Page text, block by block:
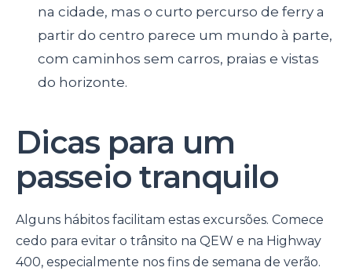
na cidade, mas o curto percurso de ferry a
partir do centro parece um mundo à parte,
com caminhos sem carros, praias e vistas
do horizonte.
Dicas para um
passeio tranquilo
Alguns hábitos facilitam estas excursões. Comece
cedo para evitar o trânsito na QEW e na Highway
400, especialmente nos fins de semana de verão.